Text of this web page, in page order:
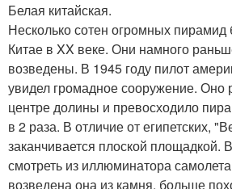
Белая китайская.
Несколько сотен огромных
Китае в XX веке. Они намного
возведены. В 1945 году пилот
увидел громадное сооружение. Оно
центре долины и превосходило
в 2 раза. В отличие от египетских,
заканчивается плоской площадкой.
смотреть из иллюминатора
возведена она из камня, больше